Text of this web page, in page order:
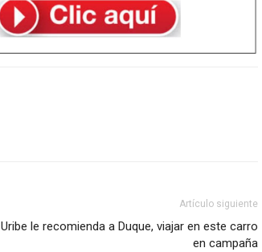
Artículo siguiente
Uribe le recomienda a Duque, viajar en este carro
en campaña